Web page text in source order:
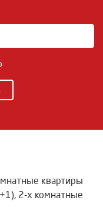
квартиры
, 2-х комнатные